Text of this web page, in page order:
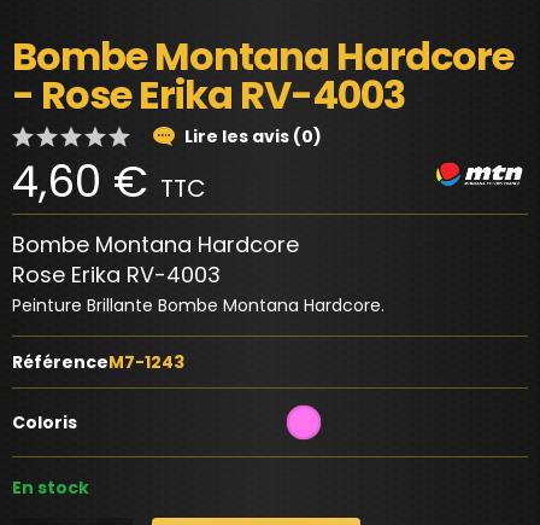
Bombe Montana Hardcore
- Rose Erika RV-4003
Lire les avis (0)
4,60 € TTC
Bombe Montana Hardcore
Rose Erika RV-4003
Peinture Brillante Bombe Montana Hardcore.
RéférenceM7-1243
Coloris
En stock